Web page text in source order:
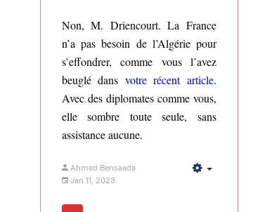
Non, M. Driencourt. La France
n’a pas besoin de l’Algérie pour
s’effondrer, comme vous l’avez
beuglé dans votre récent article.
Avec des diplomates comme vous,
elle sombre toute seule, sans
assistance aucune.
Ahmed Bensaada
Jan 11, 2023